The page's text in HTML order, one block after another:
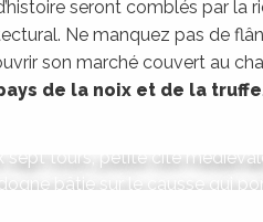
seront comblés par la
Ne manquez pas de
son marché couvert au
de la noix et de la truffe.
sept tours, petite cité
bâtie sur le causse qui